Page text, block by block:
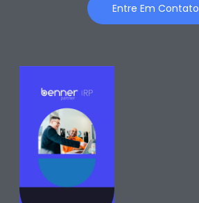
Entre Em Contato